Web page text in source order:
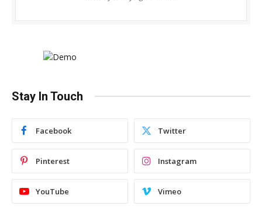
Stay In Touch
Facebook Twitter
Pinterest Instagram
YouTube Vimeo